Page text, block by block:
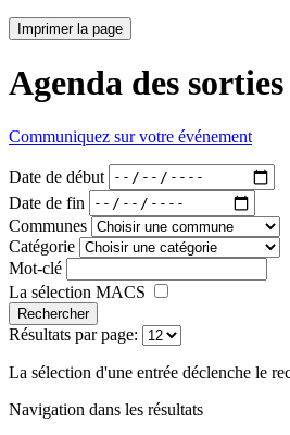
Imprimer la page
Agenda des
Communiquez sur votre événement
Date de début
Date de fin
Communes
Catégorie
Mot-clé
La sélection MACS
Rechercher
Résultats par page:
La sélection d'une entrée déclenche le
Navigation dans les résultats